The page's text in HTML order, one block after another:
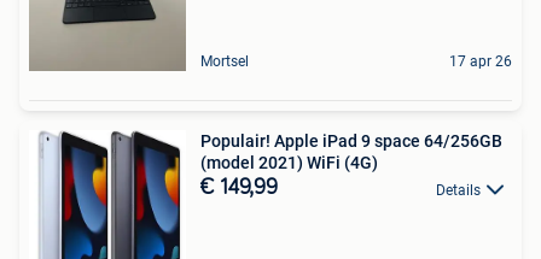
Mortsel 17 apr 26
Populair! Apple iPad 9 space 64/256GB
(model 2021) WiFi (4G)
€ 149,99 Details